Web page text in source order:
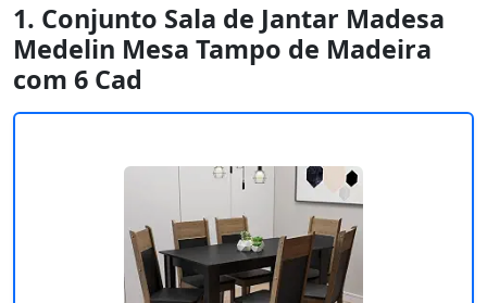
1. Conjunto Sala de Jantar Madesa
Medelin Mesa Tampo de Madeira
com 6 Cad